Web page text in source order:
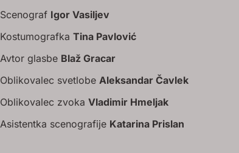
Scenograf Igor Vasiljev
Kostumografka Tina Pavlović
Avtor glasbe Blaž Gracar
Oblikovalec svetlobe Aleksandar Čavlek
Oblikovalec zvoka Vladimir Hmeljak
Asistentka scenografije Katarina Prislan